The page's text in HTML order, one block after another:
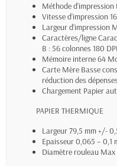
Méthode
Vitesse d’impression
Largeur d’impression
Caractères/ligne
B : 56 colonnes 180 DPI
Mémoire interne 64
Carte Mère Basse
réduction des
Chargement Papier
PAPIER THERMIQUE
Largeur 79,5 mm +/-
Epaisseur 0,065 – 0,1
Diamètre rouleau Max